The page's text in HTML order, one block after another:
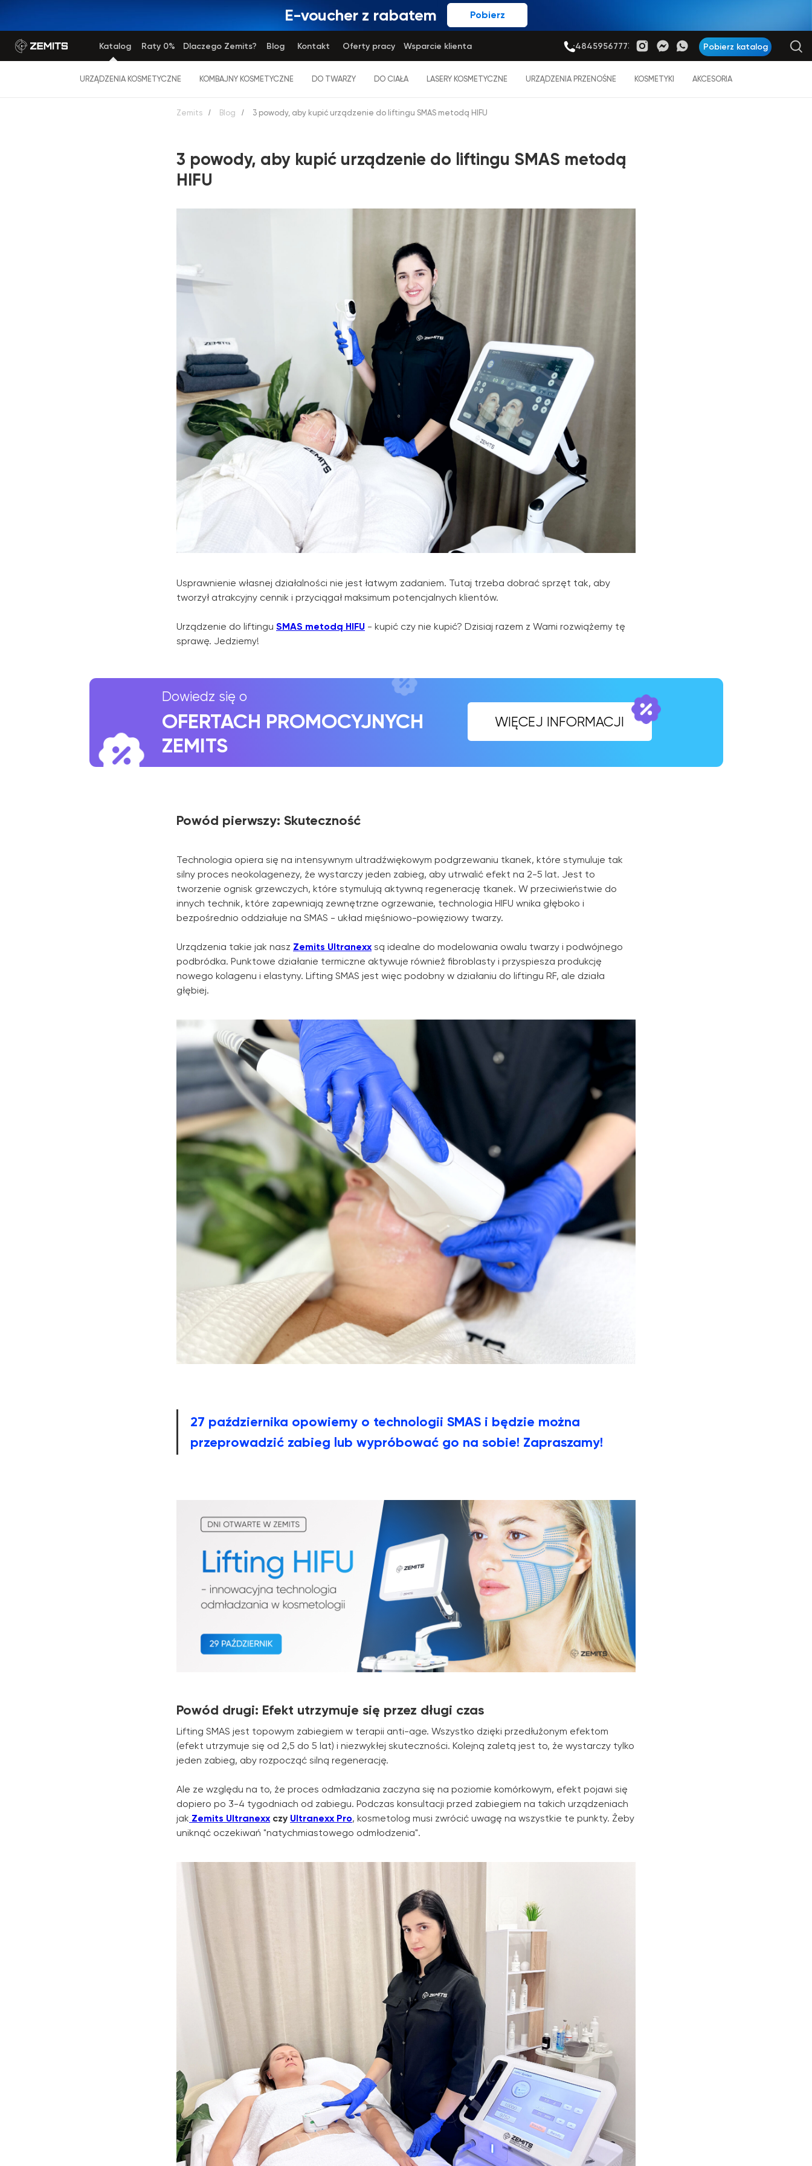
Pobierz
E-voucher z rabatem
Pobierz katalog
Katalog +48459567773
Blog
Raty 0% Dlaczego Zemits? Kontakt Oferty pracy Wsparcie klienta
URZĄDZENIA KOSMETYCZNE KOMBAJNY KOSMETYCZNE DO TWARZY DO CIAŁA LASERY KOSMETYCZNE URZĄDZENIA PRZENOŚNE KOSMETYKI AKCESORIA
Zemits / Blog / 3 powody, aby kupić urządzenie do liftingu SMAS metodą HIFU
3 powody, aby kupić urządzenie do liftingu SMAS metodą
HIFU
Usprawnienie własnej działalności nie jest łatwym zadaniem. Tutaj trzeba dobrać sprzęt tak, aby
tworzył atrakcyjny cennik i przyciągał maksimum potencjalnych klientów.
Urządzenie do liftingu SMAS metodą HIFU - kupić czy nie kupić? Dzisiaj razem z Wami rozwiążemy tę
sprawę. Jedziemy!
Dowiedz się o
OFERTACH PROMOCYJNYCH
Powód pierwszy: Skuteczność
Technologia opiera się na intensywnym ultradźwiękowym podgrzewaniu tkanek, które stymuluje tak
silny proces neokolagenezy, że wystarczy jeden zabieg, aby utrwalić efekt na 2-5 lat. Jest to
tworzenie ognisk grzewczych, które stymulują aktywną regenerację tkanek. W przeciwieństwie do
innych technik, które zapewniają zewnętrzne ogrzewanie, technologia HIFU wnika głęboko i
bezpośrednio oddziałuje na SMAS - układ mięśniowo-powięziowy twarzy.
Urządzenia takie jak nasz Zemits Ultranexx są idealne do modelowania owalu twarzy i podwójnego
podbródka. Punktowe działanie termiczne aktywuje również fibroblasty i przyspiesza produkcję
nowego kolagenu i elastyny. Lifting SMAS jest więc podobny w działaniu do liftingu RF, ale działa
głębiej.
27 października opowiemy o technologii SMAS i będzie można
przeprowadzić zabieg lub wypróbować go na sobie! Zapraszamy!
Powód drugi: Efekt utrzymuje się przez długi czas
Lifting SMAS jest topowym zabiegiem w terapii anti-age. Wszystko dzięki przedłużonym efektom
(efekt utrzymuje się od 2,5 do 5 lat) i niezwykłej skuteczności. Kolejną zaletą jest to, że wystarczy tylko
jeden zabieg, aby rozpocząć silną regenerację.
Ale ze względu na to, że proces odmładzania zaczyna się na poziomie komórkowym, efekt pojawi się
dopiero po 3-4 tygodniach od zabiegu. Podczas konsultacji przed zabiegiem na takich urządzeniach
jak Zemits Ultranexx czy Ultranexx Pro, kosmetolog musi zwrócić uwagę na wszystkie te punkty. Żeby
uniknąć oczekiwań "natychmiastowego odmłodzenia".